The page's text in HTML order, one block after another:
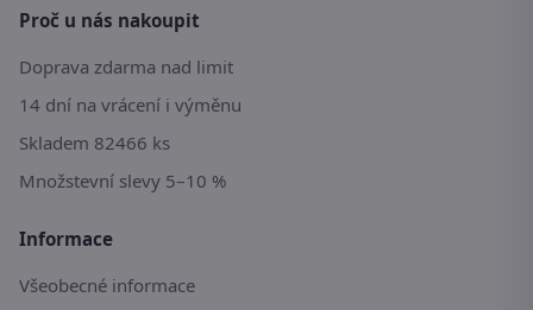
Proč u nás nakoupit
Doprava zdarma nad limit
14 dní na vrácení i výměnu
Skladem 82466 ks
Množstevní slevy 5–10 %
Informace
Všeobecné informace